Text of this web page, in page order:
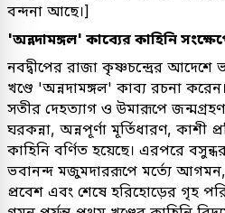
বন্দনা আছে।]
'অন্নদামঙ্গল' কাব্যের কাহিনি
নবদ্বীপের রাজা কৃষ্ণচন্দ্রের আদেশে
খণ্ডে 'অন্নদামঙ্গল' কাব্য রচনা
সতীর দেহত্যাগ ও উমারূপে
ঘরকন্না, অন্নপূর্ণা মূর্তিধারণ, কাশী
কাহিনি বর্ণিত হয়েছে। এরপরে
ভবানন্দ মজুমদাররূপে মর্ত্যে
প্রবেশ এবং শেষে হরিহোড়ের গৃহ